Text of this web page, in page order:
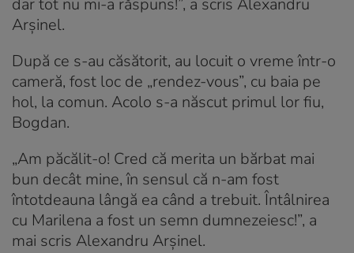
dar tot nu mi-a răspuns!”, a scris Alexandru
Arșinel.
După ce s-au căsătorit, au locuit o vreme într-o
cameră, fost loc de „rendez-vous”, cu baia pe
hol, la comun. Acolo s-a născut primul lor fiu,
Bogdan.
„Am păcălit-o! Cred că merita un bărbat mai
bun decât mine, în sensul că n-am fost
întotdeauna lângă ea când a trebuit. Întâlnirea
cu Marilena a fost un semn dumnezeiesc!”, a
mai scris Alexandru Arșinel.